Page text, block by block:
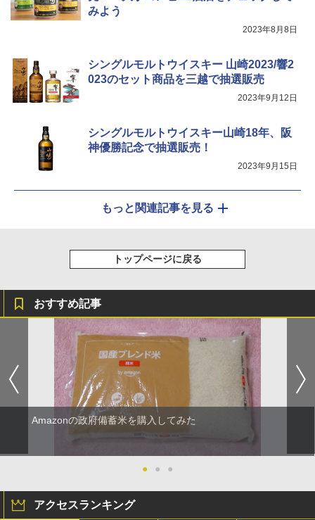
みよう
2023年8月8日
シングルモルトウイスキー 山崎2023/響2
023のセット商品を三越で抽選販売
2023年9月12日
シングルモルトウイスキー山崎18年、阪
神優勝記念で抽選販売！
2023年9月15日
もっと関連記事を見る
トップページに戻る
おすすめ記事
Amazonの政府備蓄米を購入してみた
● ● ●
アクセスランキング